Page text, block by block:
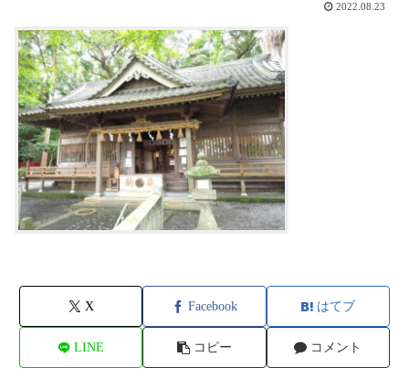
2022.08.23
X Facebook はてブ
LINE コピー コメント